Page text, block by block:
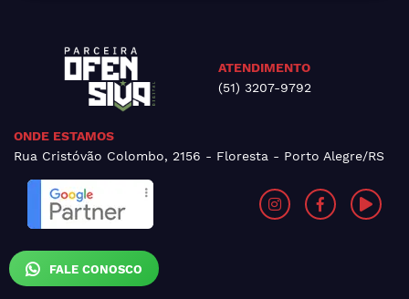
FALE CONOSCO
ATENDIMENTO
(51) 3207-9792
ONDE ESTAMOS
Rua Cristóvão Colombo, 2156 - Floresta - Porto Alegre/RS